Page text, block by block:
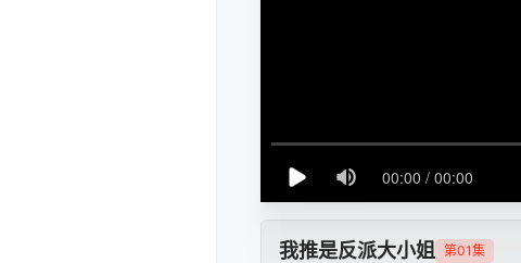
我推是反派大小姐 第01集